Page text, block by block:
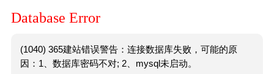
Database Error
(1040) 365建站错误警告：连接数据库失败，可能的原
因：1、数据库密码不对; 2、mysql未启动。